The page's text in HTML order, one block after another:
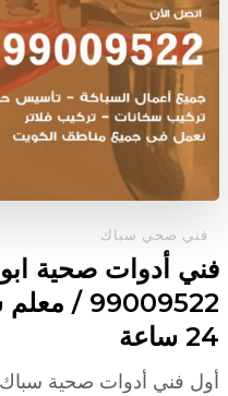
فني صحي سباك
فني أدوات صحية
24 ساعة
أول فني أدوات صحية